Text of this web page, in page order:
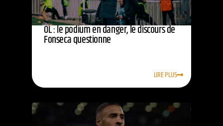
OL : le podium en danger, le discours de
Fonseca questionne
LIRE PLUS